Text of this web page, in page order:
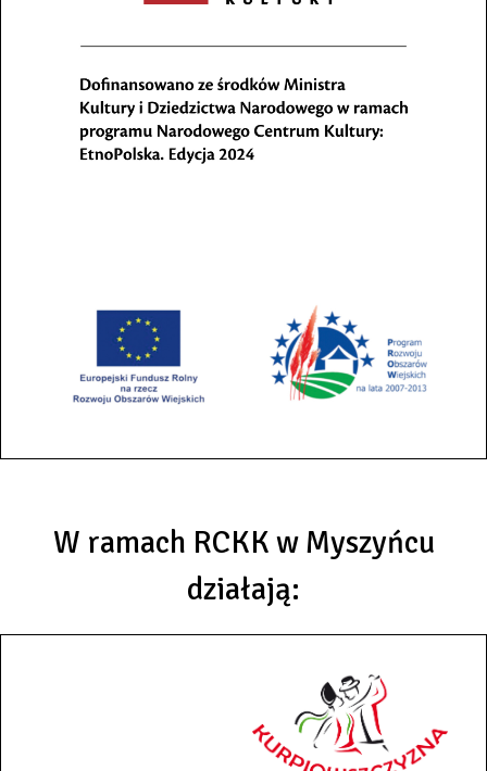
W ramach RCKK w Myszyńcu
działają: